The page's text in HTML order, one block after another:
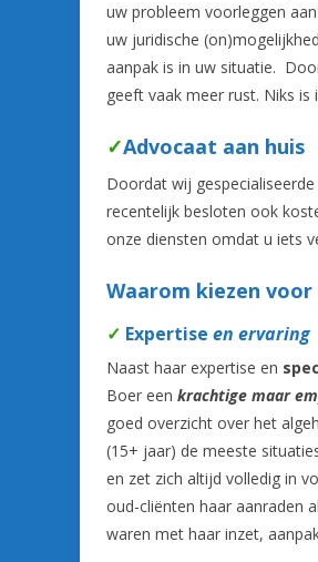
uw probleem voorleggen
uw juridische
aanpak is in uw situatie.
geeft vaak meer rust. Niks
✓Advocaat aan huis
Doordat wij
recentelijk besloten ook
onze diensten omdat u iets
Waarom kiezen
✓ Expertise en ervaring
Naast haar expertise en
Boer een krachtige maar
goed overzicht over het
(15+ jaar) de meeste
en zet zich altijd volledig in
oud-cliënten haar aanraden
waren met haar inzet,